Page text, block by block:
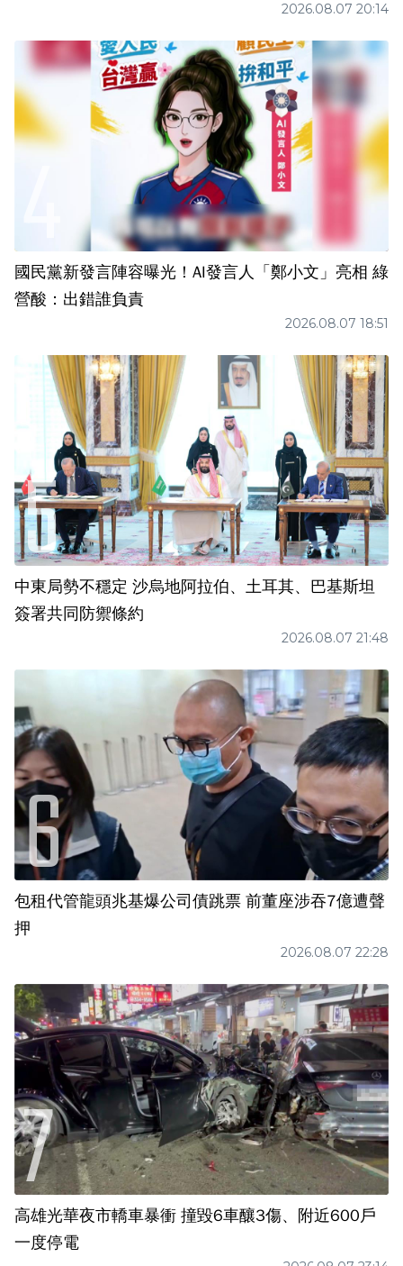
2026.08.07 20:14
國民黨新發言陣容曝光！AI發言人「鄭小文」亮相 綠
營酸：出錯誰負責
2026.08.07 18:51
中東局勢不穩定 沙烏地阿拉伯、土耳其、巴基斯坦
簽署共同防禦條約
2026.08.07 21:48
包租代管龍頭兆基爆公司債跳票 前董座涉吞7億遭聲
押
2026.08.07 22:28
高雄光華夜市轎車暴衝 撞毀6車釀3傷、附近600戶
一度停電